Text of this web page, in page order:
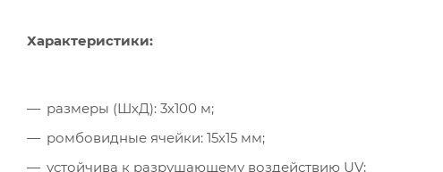
Характеристики:
размеры (ШхД): 3х100 м;
ромбовидные ячейки: 15х15 мм;
устойчива к разрушающему воздействию UV;